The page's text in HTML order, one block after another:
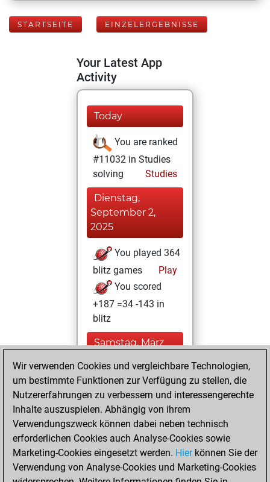
STARTSEITE EINZELERGEBNISSE
Your Latest App
Activity
Today
You are ranked
#11032 in Studies
solving
Studies
Dienstag,
September 2,
2025
You played 364
blitz games
Play
You scored
+187 =34 -143 in
blitz
Samstag, März
You played 36
bullet games
Play
You scored +17
=3 -16 in bullet
Dienstag, März
22, 2022
Wir verwenden Cookies und vergleichbare Technologien,
um bestimmte Funktionen zur Verfügung zu stellen, die
Nutzererfahrungen zu verbessern und interessengerechte
Inhalte auszuspielen. Abhängig von ihrem
Verwendungszweck können dabei neben technisch
erforderlichen Cookies auch Analyse-Cookies sowie
Marketing-Cookies eingesetzt werden. Hierkönnen Sie der
Verwendung von Analyse-Cookies und Marketing-Cookies